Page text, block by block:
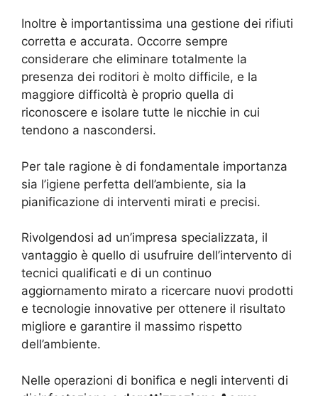
Inoltre è importantissima una gestione dei rifiuti
corretta e accurata. Occorre sempre
considerare che eliminare totalmente la
presenza dei roditori è molto difficile, e la
maggiore difficoltà è proprio quella di
riconoscere e isolare tutte le nicchie in cui
tendono a nascondersi.
Per tale ragione è di fondamentale importanza
sia l’igiene perfetta dell’ambiente, sia la
pianificazione di interventi mirati e precisi.
Rivolgendosi ad un’impresa specializzata, il
vantaggio è quello di usufruire dell’intervento di
tecnici qualificati e di un continuo
aggiornamento mirato a ricercare nuovi prodotti
e tecnologie innovative per ottenere il risultato
migliore e garantire il massimo rispetto
dell’ambiente.
Nelle operazioni di bonifica e negli interventi di